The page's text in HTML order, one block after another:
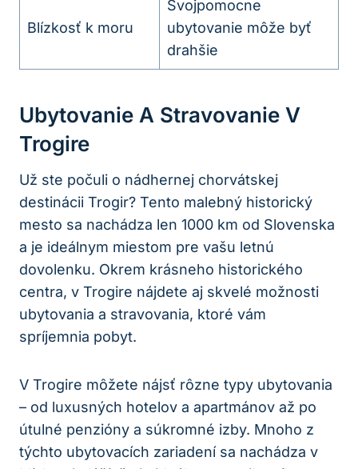
Blízkosť k moru
Svojpomocne
ubytovanie môže byť
drahšie
Ubytovanie A Stravovanie V
Trogire
Už ste počuli o nádhernej chorvátskej
destinácii Trogir? Tento malebný historický
mesto sa nachádza len 1000 km od Slovenska
a je ideálnym miestom pre vašu letnú
dovolenku. Okrem krásneho historického
centra, v Trogire nájdete aj skvelé možnosti
ubytovania a stravovania, ktoré vám
spríjemnia pobyt.
V Trogire môžete nájsť rôzne typy ubytovania
– od luxusných hotelov a apartmánov až po
útulné penzióny a súkromné izby. Mnoho z
týchto ubytovacích zariadení sa nachádza v